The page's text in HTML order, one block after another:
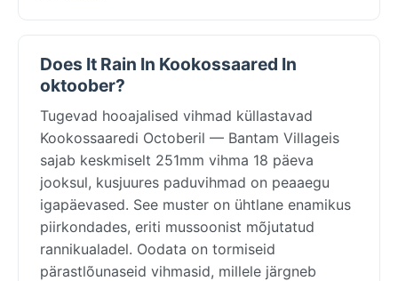
Does It Rain In Kookossaared In
oktoober?
Tugevad hooajalised vihmad küllastavad
Kookossaaredi Octoberil — Bantam Villageis
sajab keskmiselt 251mm vihma 18 päeva
jooksul, kusjuures paduvihmad on peaaegu
igapäevased. See muster on ühtlane enamikus
piirkondades, eriti mussoonist mõjutatud
rannikualadel. Oodata on tormiseid
pärastlõunaseid vihmasid, millele järgneb